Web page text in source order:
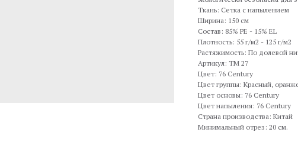
Ткань: Сетка с напылением
Ширина: 150 см
Состав: 85% PE - 15% EL
Плотность: 55 г/м2 - 125 г/м2
Растяжимость: По долевой
Артикул: TM 27
Цвет: 76 Century
Цвет группы: Красный,
Цвет основы: 76 Century
Цвет напыления: 76 Century
Страна производства: Китай
Минимальный отрез: 20 см.